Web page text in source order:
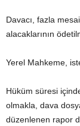
Davacı, fazla
alacaklarının
Yerel Mahkeme,
Hüküm süresi
olmakla, dava
düzenlenen rapor